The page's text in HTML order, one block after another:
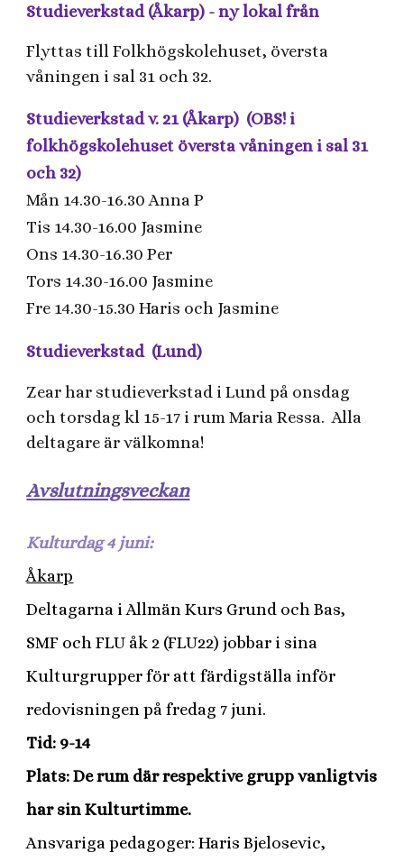
Studieverkstad (Åkarp) - ny lokal från
Flyttas till Folkhögskolehuset, översta
våningen i sal 31 och 32.
Studieverkstad v. 21 (Åkarp) (OBS! i
folkhögskolehuset översta våningen i sal 31
och 32)
Mån 14.30-16.30 Anna P
Tis 14.30-16.00 Jasmine
Ons 14.30-16.30 Per
Tors 14.30-16.00 Jasmine
Fre 14.30-15.30 Haris och Jasmine
Studieverkstad (Lund)
Zear har studieverkstad i Lund på onsdag
och torsdag kl 15-17 i rum Maria Ressa. Alla
deltagare är välkomna!
Avslutningsveckan
Kulturdag 4 juni:
Åkarp
Deltagarna i Allmän Kurs Grund och Bas,
SMF och FLU åk 2 (FLU22) jobbar i sina
Kulturgrupper för att färdigställa inför
redovisningen på fredag 7 juni.
Tid: 9-14
Plats: De rum där respektive grupp vanligtvis
har sin Kulturtimme.
Ansvariga pedagoger: Haris Bjelosevic,